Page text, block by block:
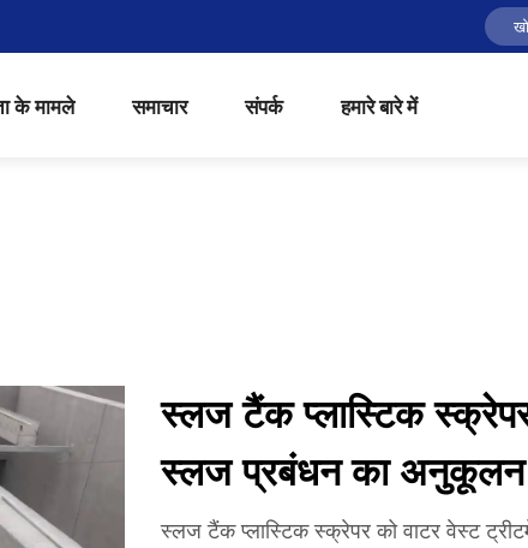
के मामले समाचार संपर्क हमारे बारे में
स्लज टैंक प्लास्टिक
स्लज प्रबंधन का अनुकूलन
स्लज टैंक प्लास्टिक स्क्रेपर को वाटर वेस्ट